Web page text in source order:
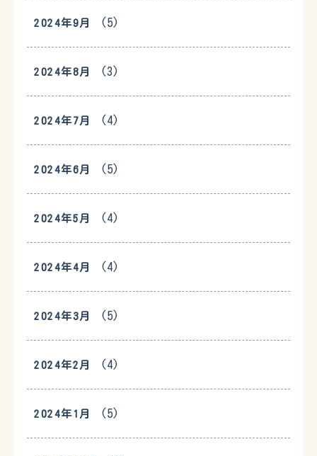
2024年9月 (5)
2024年8月 (3)
2024年7月 (4)
2024年6月 (5)
2024年5月 (4)
2024年4月 (4)
2024年3月 (5)
2024年2月 (4)
2024年1月 (5)